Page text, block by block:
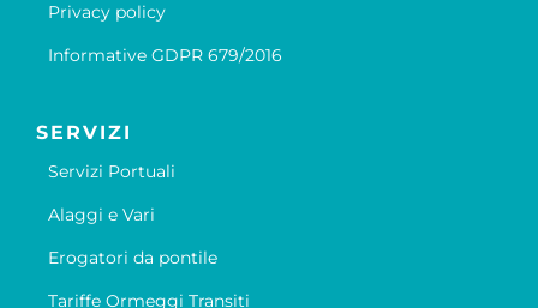
Privacy policy
Informative GDPR 679/2016
SERVIZI
Servizi Portuali
Alaggi e Vari
Erogatori da pontile
Tariffe Ormeggi Transiti